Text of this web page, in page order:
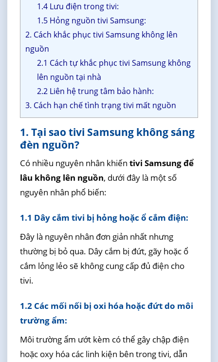
1.4 Lưu điện trong tivi:
1.5 Hỏng nguồn tivi Samsung:
2. Cách khắc phục tivi Samsung không lên
nguồn
2.1 Cách tự khắc phục tivi Samsung không
lên nguồn tại nhà
2.2 Liên hệ trung tâm bảo hành:
3. Cách hạn chế tình trạng tivi mất nguồn
1. Tại sao tivi Samsung không sáng
đèn nguồn?
Có nhiều nguyên nhân khiến tivi Samsung để
lâu không lên nguồn, dưới đây là một số
nguyên nhân phổ biến:
1.1 Dây cắm tivi bị hỏng hoặc ổ cắm điện:
Đây là nguyên nhân đơn giản nhất nhưng
thường bị bỏ qua. Dây cắm bị đứt, gãy hoặc ổ
cắm lỏng lẻo sẽ không cung cấp đủ điện cho
tivi.
1.2 Các mối nối bị oxi hóa hoặc đứt do môi
trường ẩm:
Môi trường ẩm ướt kèm có thể gây chập điện
hoặc oxy hóa các linh kiện bên trong tivi, dẫn